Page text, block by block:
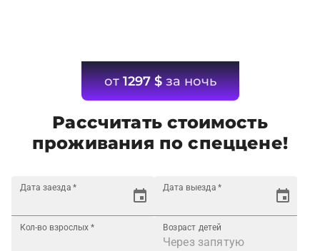
от1297 $за ночь
Рассчитать стоимость
проживания по спеццене!
Дата заезда * Дата выезда *
Кол-во взрослых * Возраст детей